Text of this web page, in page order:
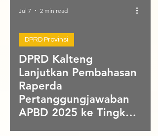
DPRD Kalteng
Lanjutkan Pembahasan
Raperda
Pertanggungjawaban
APBD 2025 ke Tingkat
DPRD Provinsi
Jul 7 2 min read